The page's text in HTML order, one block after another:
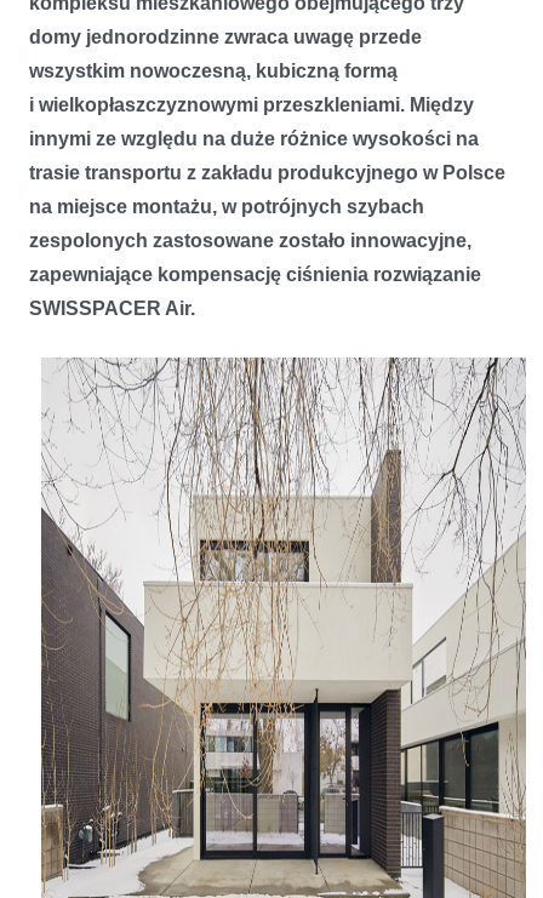
domy jednorodzinne zwraca uwagę przede
wszystkim nowoczesną, kubiczną formą
i wielkopłaszczyznowymi przeszkleniami. Między
innymi ze względu na duże różnice wysokości na
trasie transportu z zakładu produkcyjnego w Polsce
na miejsce montażu, w potrójnych szybach
zespolonych zastosowane zostało innowacyjne,
zapewniające kompensację ciśnienia rozwiązanie
SWISSPACER Air.